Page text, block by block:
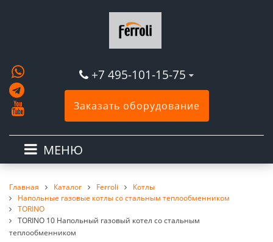
+7 495-101-15-75
Заказать оборудование
МЕНЮ
Главная Каталог Ferroli
Котлы
Напольные газовые котлы со стальным теплообменником
TORINO
TORINO 10 Напольный газовый котел со стальным
теплообменником